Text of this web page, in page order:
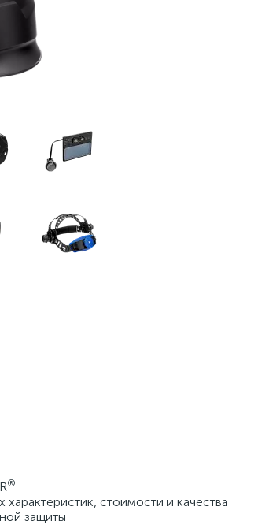
®
стоимости и качества
защиты